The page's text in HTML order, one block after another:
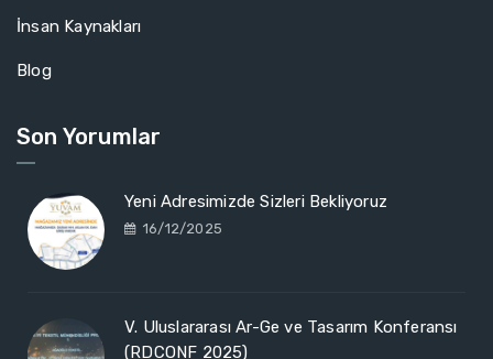
İnsan Kaynakları
Blog
Son Yorumlar
Yeni Adresimizde Sizleri Bekliyoruz
16/12/2025
V. Uluslararası Ar-Ge ve Tasarım Konferansı
(RDCONF 2025)